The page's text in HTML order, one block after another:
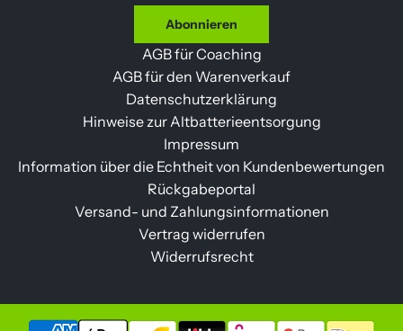
Abonnieren
AGB für Coaching
AGB für den Warenverkauf
Datenschutzerklärung
Hinweise zur Altbatterieentsorgung
Impressum
Information über die Echtheit von Kundenbewertungen
Rückgabeportal
Versand- und Zahlungsinformationen
Vertrag widerrufen
Widerrufsrecht